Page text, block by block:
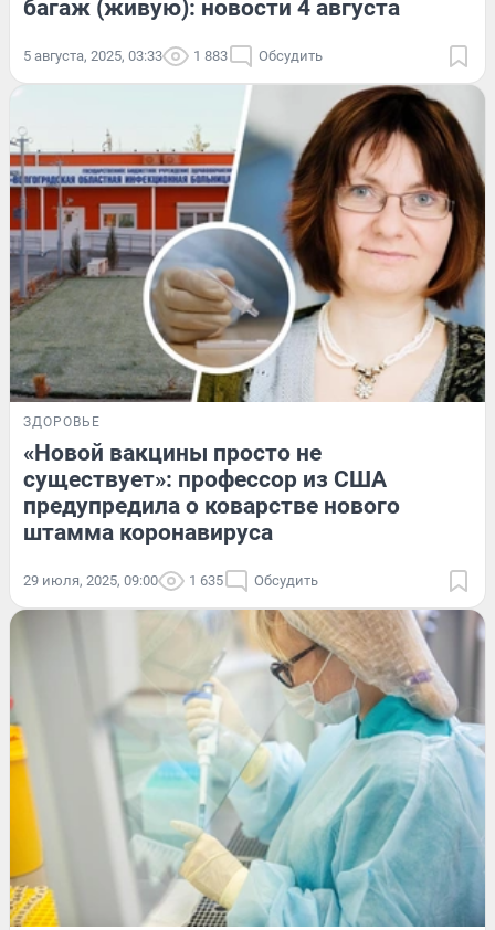
багаж (живую): новости 4 августа
5 августа, 2025, 03:33 1 883 Обсудить
ЗДОРОВЬЕ
«Новой вакцины просто не
существует»: профессор из США
предупредила о коварстве нового
штамма коронавируса
29 июля, 2025, 09:00 1 635 Обсудить